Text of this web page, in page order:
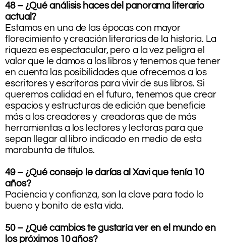
48 – ¿Qué análisis haces del panorama literario
actual?
Estamos en una de las épocas con mayor
florecimiento y creación literarias de la historia. La
riqueza es espectacular, pero a la vez peligra el
valor que le damos a los libros y tenemos que tener
en cuenta las posibilidades que ofrecemos a los
escritores y escritoras para vivir de sus libros. Si
queremos calidad en el futuro, tenemos que crear
espacios y estructuras de edición que beneficie
más a los creadores y creadoras que de más
herramientas a los lectores y lectoras para que
sepan llegar al libro indicado en medio de esta
marabunta de títulos.
49 – ¿Qué consejo le darías al Xavi que tenía 10
años?
Paciencia y confianza, son la clave para todo lo
bueno y bonito de esta vida.
50 – ¿Qué cambios te gustaría ver en el mundo en
los próximos 10 años?